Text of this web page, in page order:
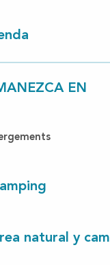
EN
natural y
▒▒